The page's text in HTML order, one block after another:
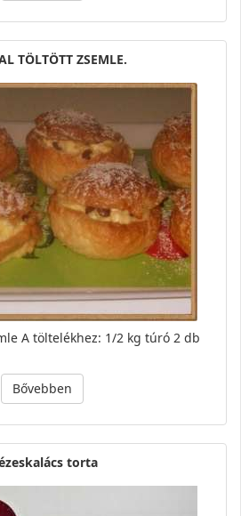
TÖLTÖTT ZSEMLE.
A töltelékhez: 1/2 kg túró 2 db
Bővebben
torta